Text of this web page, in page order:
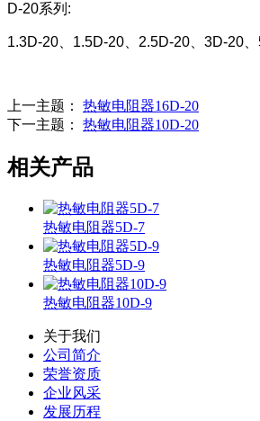
D-20系列:
1.3D-20、1.5D-20、2.5D-20、3D-20
上一主题： 热敏电阻器16D-20
下一主题： 热敏电阻器10D-20
相关产品
热敏电阻器5D-7
热敏电阻器5D-9
热敏电阻器10D-9
关于我们
公司简介
荣誉资质
企业风采
发展历程